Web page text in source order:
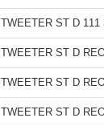
TWEETER ST D 111
TWEETER ST D
TWEETER ST D
TWEETER ST D